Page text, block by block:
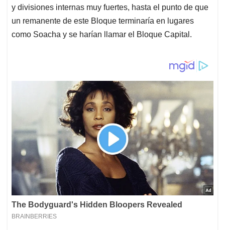
y divisiones internas muy fuertes, hasta el punto de que
un remanente de este Bloque terminaría en lugares
como Soacha y se harían llamar el Bloque Capital.